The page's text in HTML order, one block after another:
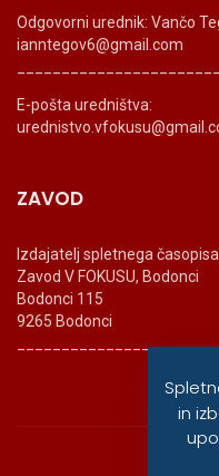
Odgovorni urednik: Vančo
ianntegov6@gmail.com
E-pošta uredništva:
ZAVOD
Izdajatelj spletnega
Zavod V FOKUSU, Bodonci
Bodonci 115
9265 Bodonci
©
in